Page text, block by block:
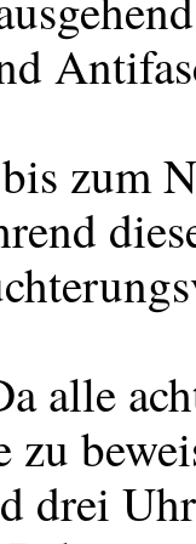
zum
alle
zu
drei